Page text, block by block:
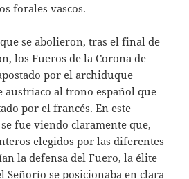
forales vascos.
se abolieron, tras el final de
los Fueros de la Corona de
por el archiduque
austríaco al trono español que
por el francés. En este
fue viendo claramente que,
elegidos por las diferentes
la defensa del Fuero, la élite
Señorío se posicionaba en clara